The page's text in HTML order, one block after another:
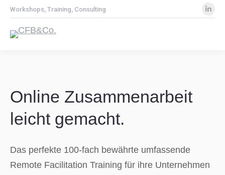
Workshops, Training, Consulting
Online Zusammenarbeit
leicht gemacht.
Das perfekte 100-fach bewährte umfassende
Remote Facilitation Training für ihre Unternehmen